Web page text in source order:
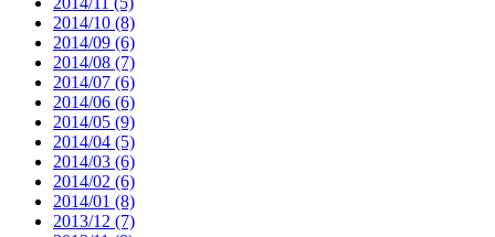
2014/10 (8)
2014/09 (6)
2014/08 (7)
2014/07 (6)
2014/06 (6)
2014/05 (9)
2014/04 (5)
2014/03 (6)
2014/02 (6)
2014/01 (8)
2013/12 (7)